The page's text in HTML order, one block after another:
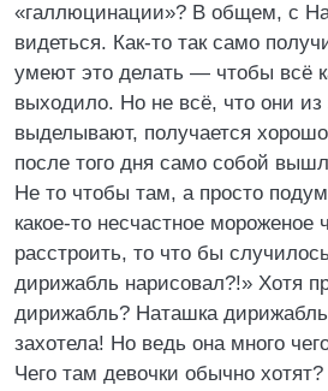
«галлюцинации»? В общем, с
видеться. Как-то так само
умеют это делать — чтобы всё
выходило. Но не всё, что они из
выделывают, получается
после того дня само собой
Не то чтобы там, а просто
какое-то несчастное мороженое
расстроить, то что бы
дирижабль нарисовал?!» Хотя
дирижабль? Наташка
захотела! Но ведь она много
Чего там девочки обычно